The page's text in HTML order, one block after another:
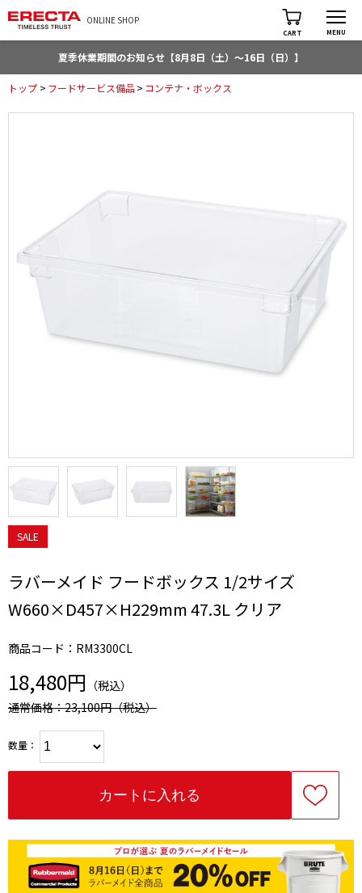
ONLINE SHOP
CART MENU
夏季休業期間のお知らせ【8月8日（土）～16日（日）】
トップ > フードサービス備品> コンテナ・ボックス
SALE
ラバーメイド フードボックス 1/2サイズ
W660×D457×H229mm 47.3L クリア
商品コード：RM3300CL
18,480円 （税込）
通常価格：23,100円（税込）
数量：